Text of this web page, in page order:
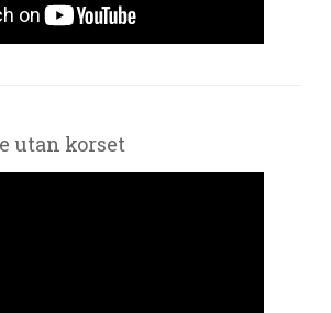
utan korset